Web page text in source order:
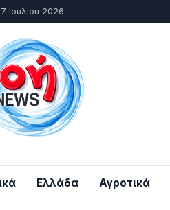
7 Ιουλίου 2026
Ελλάδα Αγροτικά